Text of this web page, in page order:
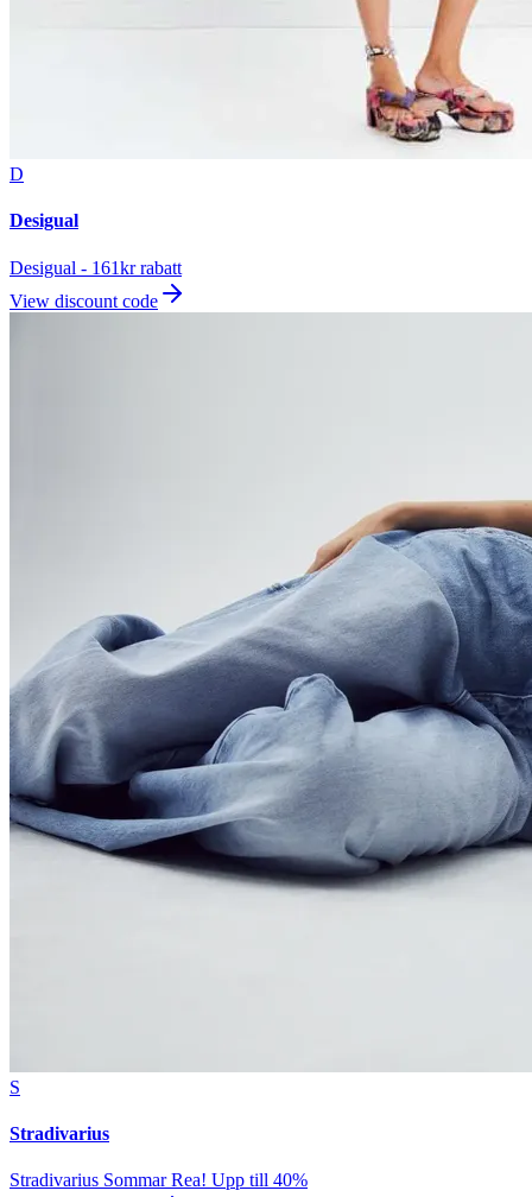
D
Desigual
Desigual - 161kr rabatt
View discount code
S
Stradivarius
Stradivarius Sommar Rea! Upp till 40%